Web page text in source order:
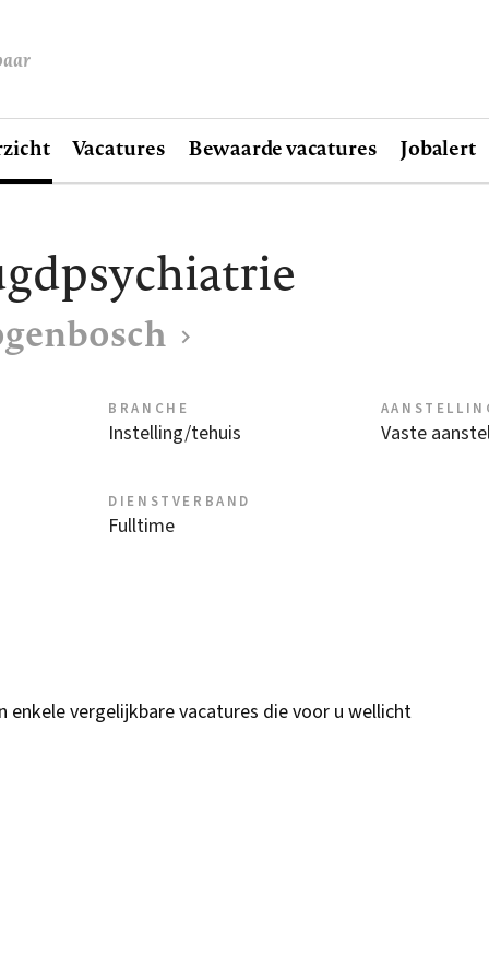
Vacatures Bewaarde vacatures Jobalert
BRANCHE
Instelling/tehuis Vaste
DIENSTVERBAND
Fulltime
vergelijkbare vacatures die voor u wellicht